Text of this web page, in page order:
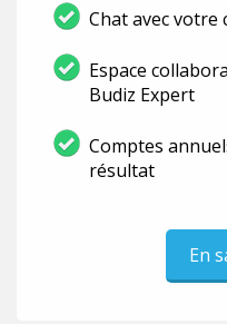
Chat avec votre
Espace
Budiz Expert
Comptes
résultat
En